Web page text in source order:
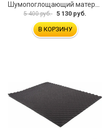
Шумопоглощающий материал Dreamcar Wave 15 WD-15M-S075100P1046
5 400 руб. 5 130 руб.
В КОРЗИНУ